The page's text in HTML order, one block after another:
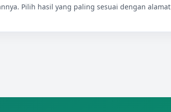
Pilih hasil yang paling sesuai dengan alamat